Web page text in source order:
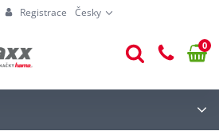
Registrace Česky
0